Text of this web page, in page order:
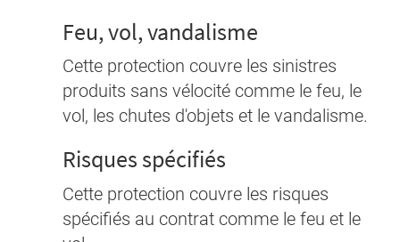
Feu, vol, vandalisme
Cette protection couvre les sinistres
produits sans vélocité comme le feu, le
vol, les chutes d'objets et le vandalisme.
Risques spécifiés
Cette protection couvre les risques
spécifiés au contrat comme le feu et le